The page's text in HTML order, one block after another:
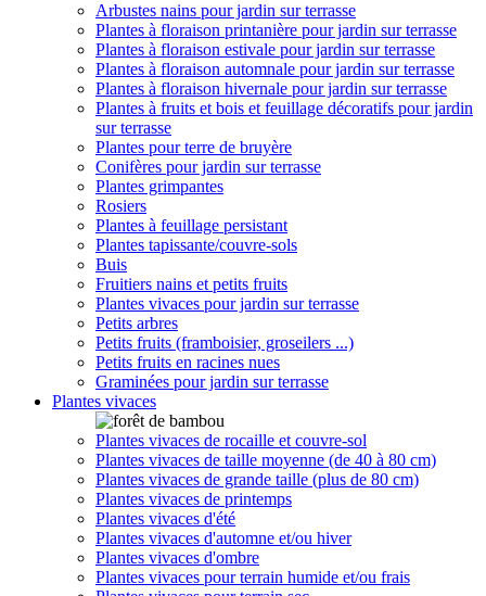
Arbustes nains pour jardin sur terrasse
Plantes à floraison printanière pour jardin sur terrasse
Plantes à floraison estivale pour jardin sur terrasse
Plantes à floraison automnale pour jardin sur terrasse
Plantes à floraison hivernale pour jardin sur terrasse
Plantes à fruits et bois et feuillage décoratifs pour jardin
sur terrasse
Plantes pour terre de bruyère
Conifères pour jardin sur terrasse
Plantes grimpantes
Rosiers
Plantes à feuillage persistant
Plantes tapissante/couvre-sols
Buis
Fruitiers nains et petits fruits
Plantes vivaces pour jardin sur terrasse
Petits arbres
Petits fruits (framboisier, groseilers ...)
Petits fruits en racines nues
Graminées pour jardin sur terrasse
Plantes vivaces
Plantes vivaces de rocaille et couvre-sol
Plantes vivaces de taille moyenne (de 40 à 80 cm)
Plantes vivaces de grande taille (plus de 80 cm)
Plantes vivaces de printemps
Plantes vivaces d'été
Plantes vivaces d'automne et/ou hiver
Plantes vivaces d'ombre
Plantes vivaces pour terrain humide et/ou frais